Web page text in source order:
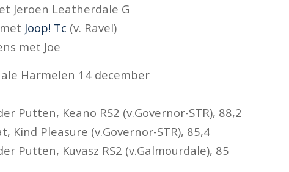
Jeroen Leatherdale G
Joop! Tc (v. Ravel)
met Joe
Harmelen 14 december
Putten, Keano RS2 (v.Governor-STR), 88,2
Kind Pleasure (v.Governor-STR), 85,4
Putten, Kuvasz RS2 (v.Galmourdale), 85